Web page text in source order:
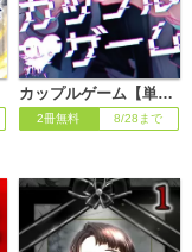
カップルゲーム【単行本版】
2冊無料 8/28まで